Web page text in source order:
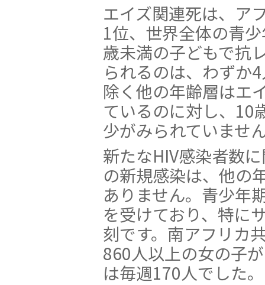
エイズ関連死は、ア
1位、世界全体の青
歳未満の子どもで抗
られるのは、わずか
除く他の年齢層はエ
ているのに対し、10
少がみられていませ
新たなHIV感染者数
の新規感染は、他の
ありません。青少年
を受けており、特に
刻です。南アフリカ
860人以上の女の子
は毎週170人でした。